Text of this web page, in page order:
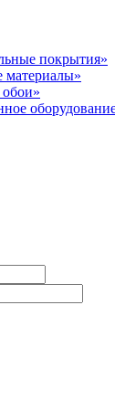
покрытия»